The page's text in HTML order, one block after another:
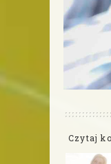
Czytaj